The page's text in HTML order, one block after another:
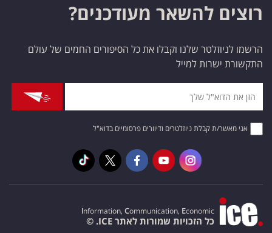
רוצים להשאר מעודכנים?
הרשמו לניוזלטר שלנו וקבלו את כל הסיפורים החמים של עולם
התקשורת ישרות למייל
אני מאשר/ת קבלת ניוזלטרים ודיוורים פרסומיים בדוא"ל
Information, Communication, Economic
כל הזכויות שמורות לאתר ICE. ©